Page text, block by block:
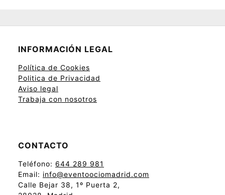
INFORMACIÓN LEGAL
Política de Cookies
Politica de Privacidad
Aviso legal
Trabaja con nosotros
CONTACTO
Teléfono: 644 289 981
Email: info@eventoociomadrid.com
Calle Bejar 38, 1º Puerta 2,